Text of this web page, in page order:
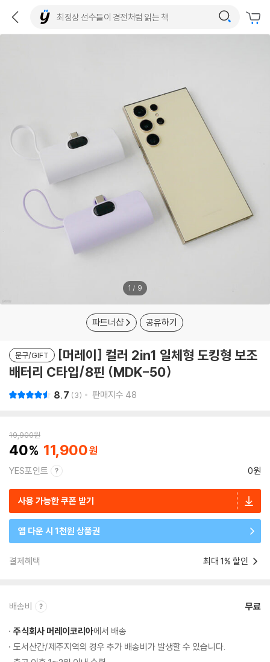
1 / 9
파트너샵 공유하기
문구/GIFT
[머레이] 컬러 2in1 일체형 도킹형 보조
배터리 C타입/8핀 (MDK-50)
8.7 3 판매지수 48
19,900원
40 11,900
YES포인트 0원
사용 가능한 쿠폰 받기
앱 다운 시 1천원 상품권
결제혜택 최대 1% 할인
배송비 무료
주식회사 머레이코리아에서 배송
도서산간/제주지역의 경우 추가 배송비가 발생할 수 있습니다.